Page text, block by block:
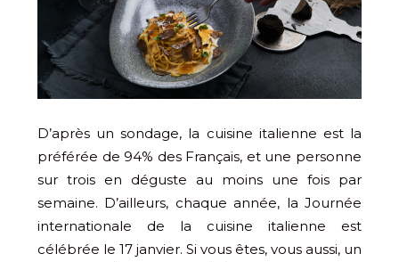
D’après un sondage, la cuisine italienne est la
préférée de 94% des Français, et une personne
sur trois en déguste au moins une fois par
semaine. D’ailleurs, chaque année, la Journée
internationale de la cuisine italienne est
célébrée le 17 janvier. Si vous êtes, vous aussi, un